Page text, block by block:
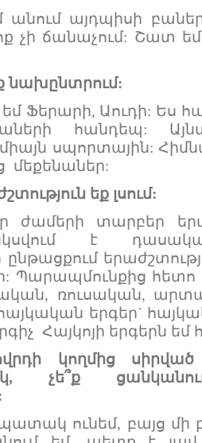
այդպիսի
չի ճանաչում: Շատ եմ
նախընտրում:
Ֆերարի, Աուդի: Ես
հանդեպ:
միայն սպորտային:
մեքենաներ:
եք լսում:
տարբեր
է
Պարապմունքից հետո
ռուսական,
երգեր`
Հայկոյի երգերն եմ
կողմից
չե՞ք
ունեմ, բայց մի